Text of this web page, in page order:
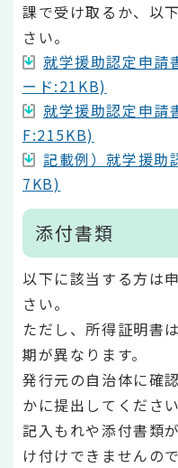
課で受け取るか、以
さい。
就学援助認定申請
ード:21KB)
就学援助認定申請
F:215KB)
記載例）就学援助
7KB)
添付書類
以下に該当する方は
さい。
ただし、所得証明書
期が異なります。
発行元の自治体に確
かに提出してください
記入もれや添付書類
け付けできませんの